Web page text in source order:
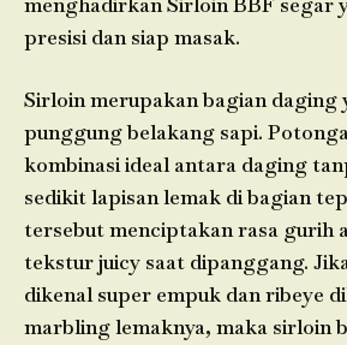
presisi dan siap masak.
Sirloin merupakan bagian daging
punggung belakang sapi.
kombinasi ideal antara daging
sedikit lapisan lemak di bagian
tersebut menciptakan rasa gurih
tekstur juicy saat dipanggang.
dikenal super empuk dan ribeye
marbling lemaknya, maka sirloin